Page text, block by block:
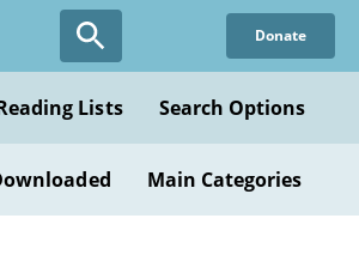
Donate
Lists Search Options
Main Categories